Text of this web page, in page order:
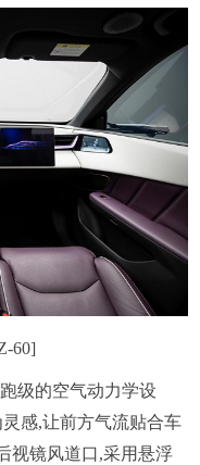
60]
级的空气动力学设
感,让前方气流贴合车
视镜风道口,采用悬浮